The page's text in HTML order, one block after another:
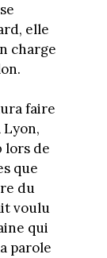
elle
charge
faire
lors de
que
du
voulu
qui
parole